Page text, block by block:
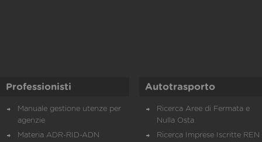
Professionisti
Manuale gestione utenze per
agenzie
Materia ADR-RID-ADN
Autotrasporto
Ricerca Aree di Fermata e
Nulla Osta
Ricerca Imprese Iscritte REN